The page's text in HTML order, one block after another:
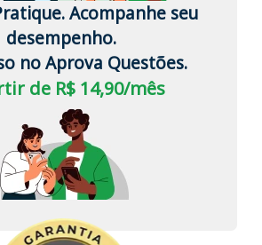
Acompanhe seu
desempenho.
no Aprova Questões.
de R$ 14,90/mês